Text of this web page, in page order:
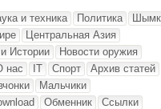
и техника Политика
Центральная Азия
Истории
Новости оружия
нас IT Спорт
Архив статей
Мальчики
Обменник
Ссылки